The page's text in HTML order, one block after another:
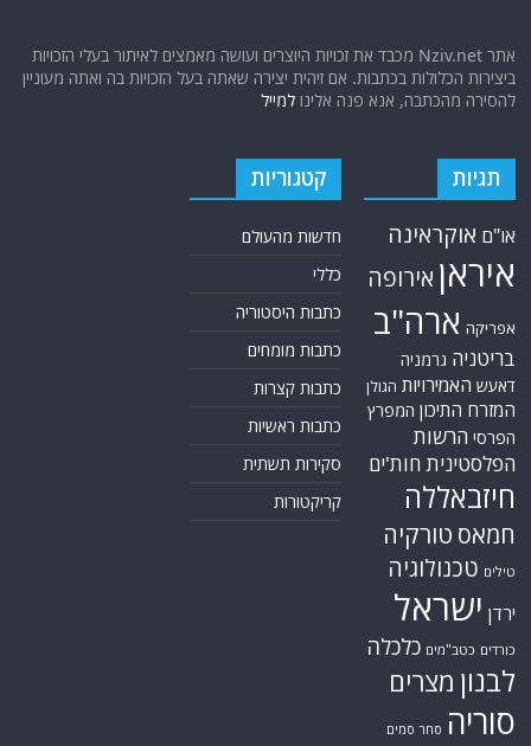
אתר Nziv.net מכבד את זכויות היוצרים ועושה מאמצים לאיתור בעלי הזכויות
ביצירות הכלולות בכתבות. אם זיהית יצירה שאתה בעל הזכויות בה ואתה מעוניין
להסירה מהכתבה, אנא פנה אלינולמייל
תגיות
או"ם אוקראינה
איראן אירופה
אפריקה ארה"ב
בריטניה גרמניה
דאעש האמירויות הגולן
המזרח התיכון המפרץ
הפרסי הרשות
הפלסטינית חות'ים
חיזבאללה
חמאס טורקיה
טילים טכנולוגיה
ירדן ישראל
כורדים כטב"מים כלכלה
לבנון מצרים
סוריה סחר סמים
קטגוריות
חדשות מהעולם
כללי
כתבות היסטוריה
כתבות מומחים
כתבות קצרות
כתבות ראשיות
סקירות תשתית
קריקטורות